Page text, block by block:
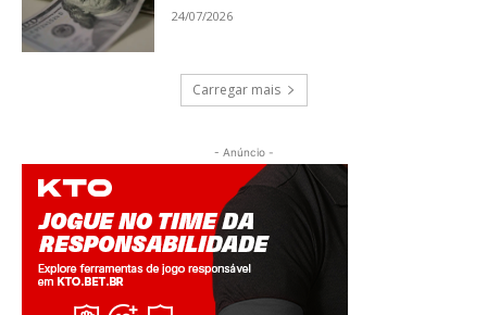
24/07/2026
Carregar mais
- Anúncio -